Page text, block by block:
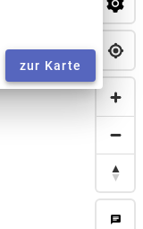
chat
zur Karte